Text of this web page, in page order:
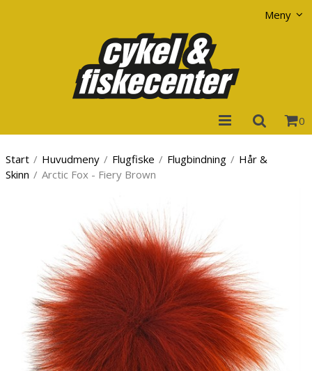
Meny
0
Start / Huvudmeny / Flugfiske / Flugbindning / Hår &
Skinn / Arctic Fox - Fiery Brown